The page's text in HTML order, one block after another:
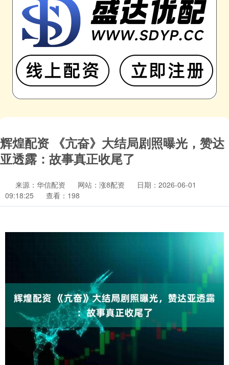
辉煌配资 《亢奋》大结局剧照曝光，赞达
亚透露：故事真正收尾了
来源：华信配资 网站：涨8配资
日期：2026-06-01
09:18:25
查看：198